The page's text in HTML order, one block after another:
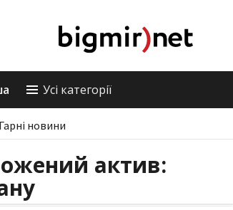
Усі категорії
Гарні новини
актив: